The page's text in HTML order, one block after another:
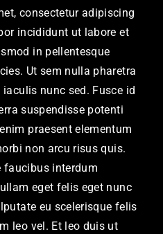
consectetur adipiscing
incididunt ut labore et
in pellentesque
Ut sem nulla pharetra
nunc sed. Fusce id
suspendisse potenti
praesent elementum
non arcu risus quis.
faucibus interdum
eget felis eget nunc
eu scelerisque felis
leo vel. Et leo duis ut